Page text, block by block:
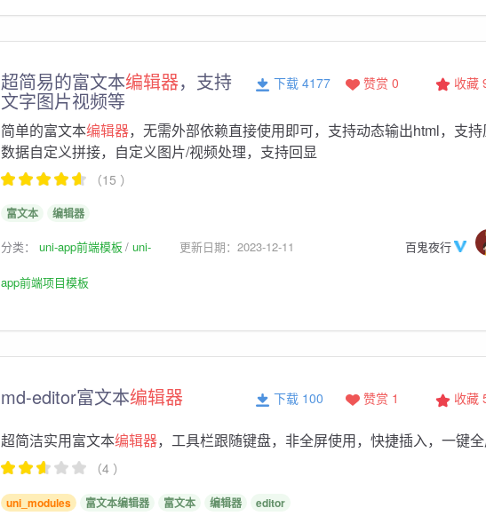
超简易的富文本编辑器，支持
文字图片视频等
收藏
赞赏 0
下载 4177
简单的富文本编辑器，无需外部依赖直接使用即可，支持动态输出html，支
数据自定义拼接，自定义图片/视频处理，支持回显
（15 ）
富文本 编辑器
分类： uni-app前端模板 uni-
app前端项目模板
更新日期：2023-12-11 百鬼夜行
md-editor富文本编辑器 收藏
赞赏 1
下载 100
超简洁实用富文本编辑器，工具栏跟随键盘，非全屏使用，快捷插入，一键
（4 ）
uni_modules 富文本编辑器 富文本 编辑器 editor